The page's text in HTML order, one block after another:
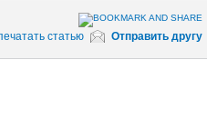
статью Отправить другу